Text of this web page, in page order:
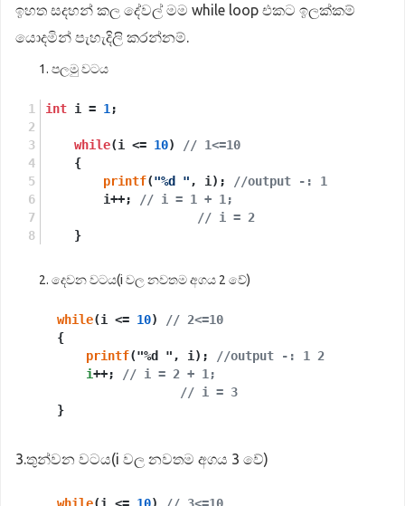
ඉහත සදහන් කල දේවල් මම while loop එකට ඉලක්කම්
යොදමින් පැහැදිලි කරන්නම්.
පලමු වටය
int i = 1 ;
while(i <= 10)
// 1<=10
    {
printf("%d " , i);
//output -: 1
        i++;
// i = 1 + 1;
// i = 2
    }
දෙවන වටය(i වල නවතම අගය 2 වේ)
while(i <= 10)
// 2<=10
    {
printf("%d ", i);
//output -: 1 2
i++;
// i = 2 + 1;
// i = 3
3.තුන්වන වටය(i වල නවතම අගය 3 වේ)